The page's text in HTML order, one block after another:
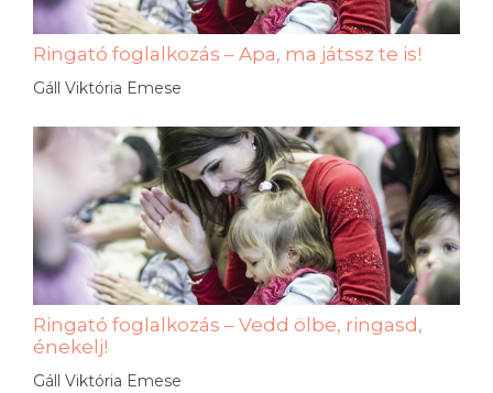
Ringató foglalkozás – Apa, ma játssz te is!
Gáll Viktória Emese
Ringató foglalkozás – Vedd ölbe, ringasd,
énekelj!
Gáll Viktória Emese